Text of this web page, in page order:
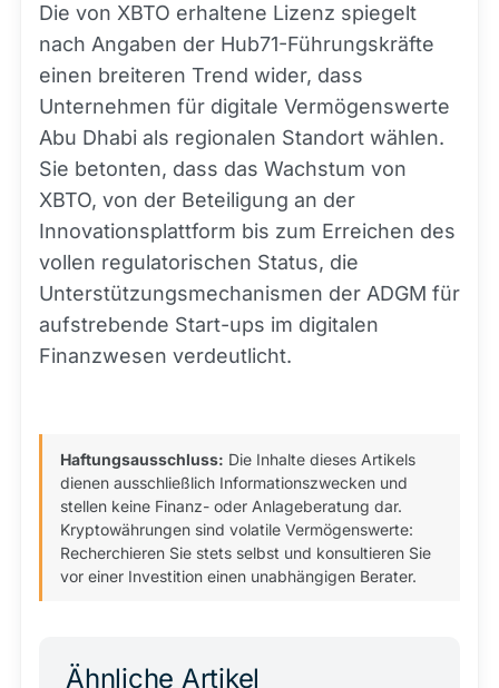
Die von XBTO erhaltene Lizenz spiegelt
nach Angaben der Hub71-Führungskräfte
einen breiteren Trend wider, dass
Unternehmen für digitale Vermögenswerte
Abu Dhabi als regionalen Standort wählen.
Sie betonten, dass das Wachstum von
XBTO, von der Beteiligung an der
Innovationsplattform bis zum Erreichen des
vollen regulatorischen Status, die
Unterstützungsmechanismen der ADGM für
aufstrebende Start-ups im digitalen
Finanzwesen verdeutlicht.
Haftungsausschluss: Die Inhalte dieses Artikels
dienen ausschließlich Informationszwecken und
stellen keine Finanz- oder Anlageberatung dar.
Kryptowährungen sind volatile Vermögenswerte:
Recherchieren Sie stets selbst und konsultieren Sie
vor einer Investition einen unabhängigen Berater.
Ähnliche Artikel